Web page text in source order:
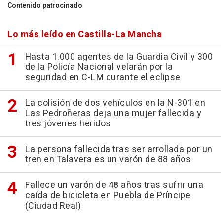
Contenido patrocinado
Lo más leído en Castilla-La Mancha
Hasta 1.000 agentes de la Guardia Civil y 300
de la Policía Nacional velarán por la
seguridad en C-LM durante el eclipse
La colisión de dos vehículos en la N-301 en
Las Pedroñeras deja una mujer fallecida y
tres jóvenes heridos
La persona fallecida tras ser arrollada por un
tren en Talavera es un varón de 88 años
Fallece un varón de 48 años tras sufrir una
caída de bicicleta en Puebla de Príncipe
(Ciudad Real)